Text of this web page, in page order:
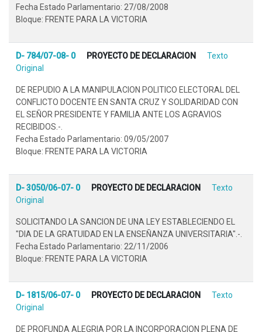
Fecha Estado Parlamentario: 27/08/2008
Bloque: FRENTE PARA LA VICTORIA
D- 784/07-08- 0 PROYECTO DE DECLARACION
Texto
Original
DE REPUDIO A LA MANIPULACION POLITICO ELECTORAL DEL
CONFLICTO DOCENTE EN SANTA CRUZ Y SOLIDARIDAD CON
EL SEÑOR PRESIDENTE Y FAMILIA ANTE LOS AGRAVIOS
RECIBIDOS.-.
Fecha Estado Parlamentario: 09/05/2007
Bloque: FRENTE PARA LA VICTORIA
D- 3050/06-07- 0 PROYECTO DE DECLARACION
Texto
Original
SOLICITANDO LA SANCION DE UNA LEY ESTABLECIENDO EL
"DIA DE LA GRATUIDAD EN LA ENSEÑANZA UNIVERSITARIA".-.
Fecha Estado Parlamentario: 22/11/2006
Bloque: FRENTE PARA LA VICTORIA
D- 1815/06-07- 0 PROYECTO DE DECLARACION
Texto
Original
DE PROFUNDA ALEGRIA POR LA INCORPORACION PLENA DE